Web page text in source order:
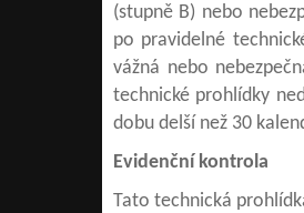
(stupně B) nebo
po pravidelné
vážná nebo
technické prohlídky
dobu delší než 30
Evidenční kontrola
Tato technická